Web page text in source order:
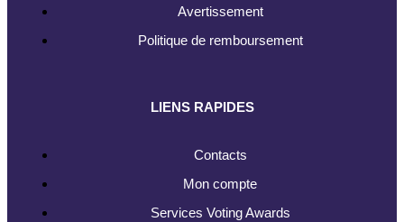
Avertissement
Politique de remboursement
LIENS RAPIDES
Contacts
Mon compte
Services Voting Awards